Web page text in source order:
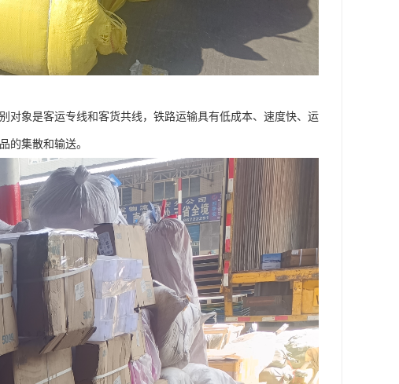
对象是客运专线和客货共线，铁路运输具有低成本、速度快、运
的集散和输送。